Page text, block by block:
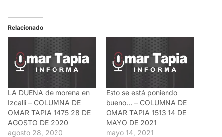
Relacionado
LA DUEÑA de morena en
Izcalli – COLUMNA DE
OMAR TAPIA 1475 28 DE
AGOSTO DE 2020
agosto 28, 2020
Esto se está poniendo
bueno… – COLUMNA DE
OMAR TAPIA 1513 14 DE
MAYO DE 2021
mayo 14, 2021